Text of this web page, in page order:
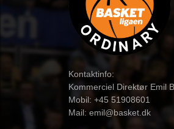
Kontaktinfo:
Kommerciel Direktør Emil
Mobil: +45 51908601
Mail: emil@basket.dk